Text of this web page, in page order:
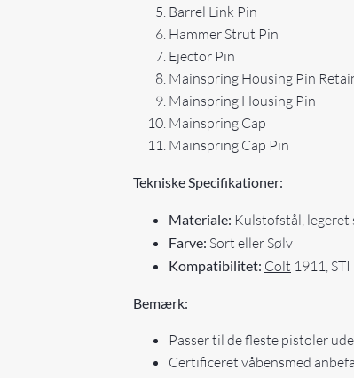
Barrel Link Pin
Hammer Strut Pin
Ejector Pin
Mainspring Housing Pin
Mainspring Housing Pin
Mainspring Cap
Mainspring Cap Pin
Tekniske Specifikationer:
Materiale: Kulstofstål,
Farve: Sort eller Sølv
Kompatibilitet: Colt 1911,
Bemærk:
Passer til de fleste pistoler
Certificeret våbensmed